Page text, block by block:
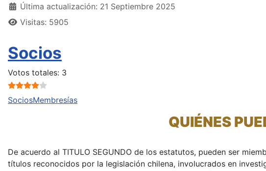
Última actualización: 21 Septiembre 2025
Visitas: 5905
Socios
Ratio: 4/5
Votos totales: 3
SociosMembresías
QUIÉNES
De acuerdo al TITULO SEGUNDO de los estatutos, pueden ser
títulos reconocidos por la legislación chilena, involucrados en